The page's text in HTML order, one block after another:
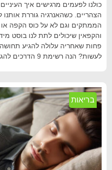
כולנו לפעמים מרגישים איך
הצהריים. כשהאנרגיה גוררת
הממתקים וגם לא על כוס הקפה
והקפאין שיכולים לתת לנו בוסט
פחות שאחריה עלולה להגיע
לעשות? הנה רשימת 9 הדרכים להגביר את האנרגיה:
בריאות